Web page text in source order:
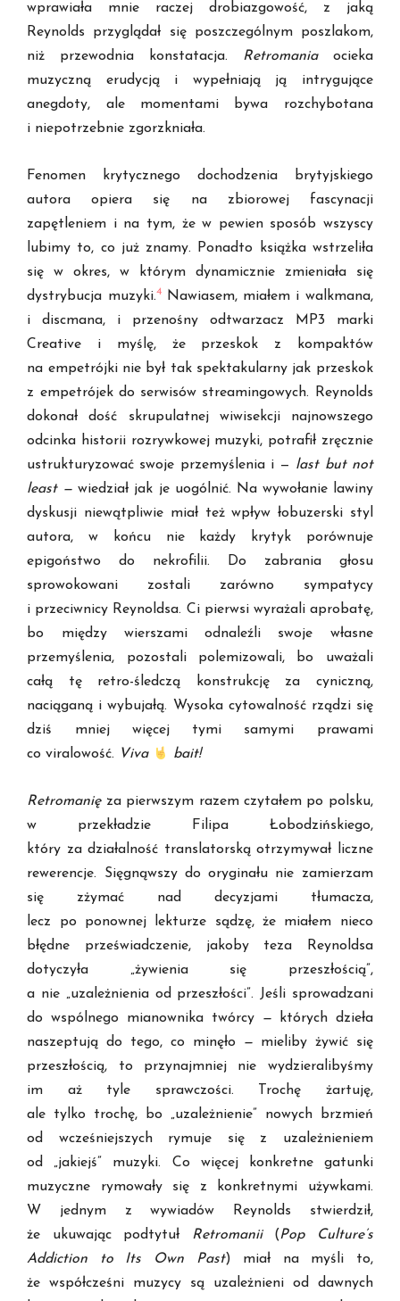
wprawiała mnie raczej drobiazgowość, z jaką
Reynolds przyglądał się poszczególnym poszlakom,
niż przewodnia konstatacja. Retromaniaocieka
muzyczną erudycją i wypełniają ją intrygujące
anegdoty, ale momentami bywa rozchybotana
i niepotrzebnie zgorzkniała.
Fenomen krytycznego dochodzenia brytyjskiego
autora opiera się na zbiorowej fascynacji
zapętleniem i na tym, że w pewien sposób wszyscy
lubimy to, co już znamy. Ponadto książka wstrzeliła
się w okres, w którym dynamicznie zmieniała się
dystrybucja muzyki.4Nawiasem, miałem i walkmana,
i discmana, i przenośny odtwarzacz MP3 marki
Creative i myślę, że przeskok z kompaktów
na empetrójki nie był tak spektakularny jak przeskok
z empetrójek do serwisów streamingowych. Reynolds
dokonał dość skrupulatnej wiwisekcji najnowszego
odcinka historii rozrywkowej muzyki, potrafił zręcznie
ustrukturyzować swoje przemyślenia i — last but not
least — wiedział jak je uogólnić. Na wywołanie lawiny
dyskusji niewątpliwie miał też wpływ łobuzerski styl
autora, w końcu nie każdy krytyk porównuje
epigoństwo do nekrofilii. Do zabrania głosu
sprowokowani zostali zarówno sympatycy
i przeciwnicy Reynoldsa. Ci pierwsi wyrażali aprobatę,
bo między wierszami odnaleźli swoje własne
przemyślenia, pozostali polemizowali, bo uważali
całą tę retro-śledczą konstrukcję za cyniczną,
naciąganą i wybujałą. Wysoka cytowalność rządzi się
dziś mniej więcej tymi samymi prawami
co viralowość. Viva bait!
Retromanięza pierwszym razem czytałem po polsku,
w przekładzie Filipa Łobodzińskiego,
który za działalność translatorską otrzymywał liczne
rewerencje. Sięgnąwszy do oryginału nie zamierzam
się zżymać nad decyzjami tłumacza,
lecz po ponownej lekturze sądzę, że miałem nieco
błędne przeświadczenie, jakoby teza Reynoldsa
dotyczyła „żywienia się przeszłością”,
a nie „uzależnienia od przeszłości”. Jeśli sprowadzani
do wspólnego mianownika twórcy
— których dzieła
naszeptują do tego, co minęło
— mieliby żywić się
przeszłością, to przynajmniej nie wydzieralibyśmy
im aż tyle sprawczości. Trochę żartuję,
ale tylko trochę, bo „uzależnienie” nowych brzmień
od wcześniejszych rymuje się z uzależnieniem
od „jakiejś” muzyki. Co więcej konkretne gatunki
muzyczne rymowały się z konkretnymi używkami.
W jednym z wywiadów Reynolds stwierdził,
że ukuwając podtytuł Retromanii(Pop Culture’s
Addiction to Its Own Past) miał na myśli to,
że współcześni muzycy są uzależnieni od dawnych